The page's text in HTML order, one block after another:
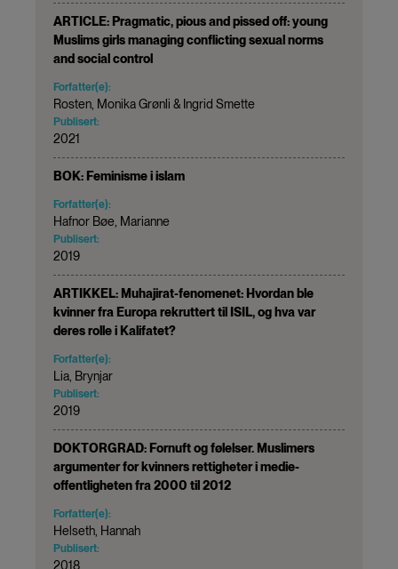
ARTICLE: Pragmatic, pious and pissed off: young
Muslims girls managing conflicting sexual norms
and social control
Forfatter(e):
Rosten, Monika Grønli & Ingrid Smette
Publisert:
2021
BOK: Feminisme i islam
Forfatter(e):
Hafnor Bøe, Marianne
Publisert:
2019
ARTIKKEL: Muhajirat-fenomenet: Hvordan ble
kvinner fra Europa rekruttert til ISIL, og hva var
deres rolle i Kalifatet?
Forfatter(e):
Lia, Brynjar
Publisert:
2019
DOKTORGRAD: Fornuft og følelser. Muslimers
argumenter for kvinners rettigheter i medie­
offentligheten fra 2000 til 2012
Forfatter(e):
Helseth, Hannah
Publisert:
2018